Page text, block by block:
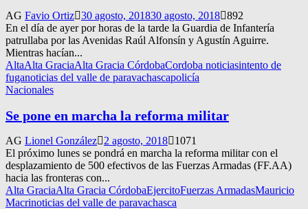
AG Favio Ortiz 30 agosto, 201830 agosto, 2018 892
En el día de ayer por horas de la tarde la Guardia de Infantería
patrullaba por las Avenidas Raúl Alfonsín y Agustín Aguirre.
Mientras hacían...
AltaAlta GraciaAlta Gracia CórdobaCordoba noticiasintento de
fuganoticias del valle de paravachascapolicía
Nacionales
Se pone en marcha la reforma militar
AG Lionel González 2 agosto, 2018
1071
El próximo lunes se pondrá en marcha la reforma militar con el
desplazamiento de 500 efectivos de las Fuerzas Armadas (FF.AA)
hacia las fronteras con...
Alta GraciaAlta Gracia CórdobaEjercitoFuerzas ArmadasMauricio
Macrinoticias del valle de paravachasca